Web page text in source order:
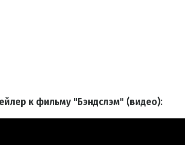
к фильму "Бэндслэм" (видео):